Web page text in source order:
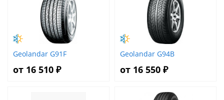
Geolandar G91F
от 16 510 ₽
Geolandar G94B
от 16 550 ₽